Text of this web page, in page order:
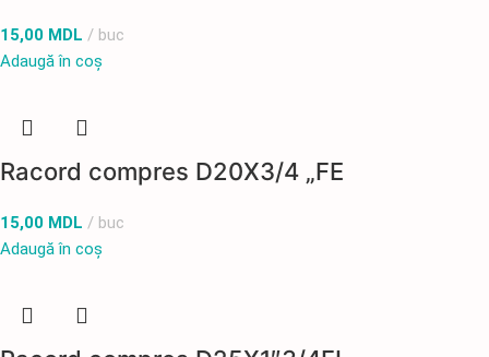
15,00 MDL
buc
Adaugă în coș
Racord compres D20X3/4 „FE
15,00 MDL
buc
Adaugă în coș